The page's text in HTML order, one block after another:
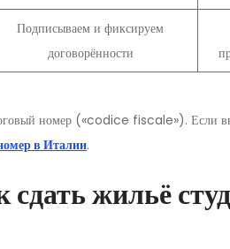
Подписываем и фиксируем
договорённости
номер («codice fiscale»). Если
в Италии.
жильё